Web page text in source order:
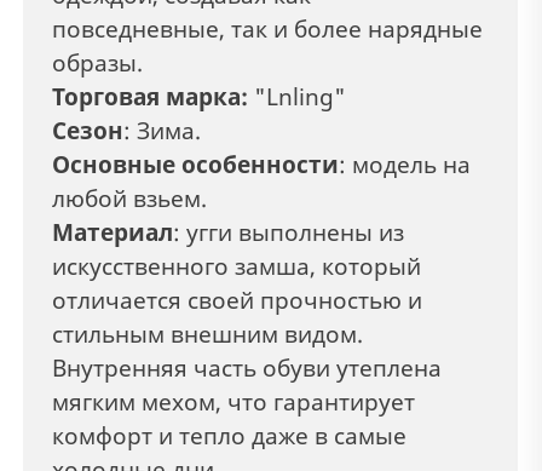
повседневные, так и более нарядные
образы.
Торговая марка: "Lnling"
Сезон: Зима.
Основные особенности: модель на
любой взьем.
Материал: угги выполнены из
искусственного замша, который
отличается своей прочностью и
стильным внешним видом.
Внутренняя часть обуви утеплена
мягким мехом, что гарантирует
комфорт и тепло даже в самые